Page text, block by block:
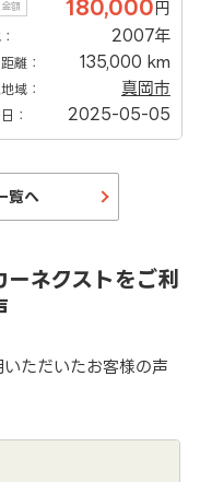
額 180,000 円
2007年
離： 135,000 km
域： 真岡市
： 2025-05-05
覧へ
ネクストをご利
ただいたお客様の声